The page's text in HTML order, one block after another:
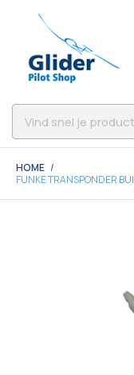
HOME
FUNKE TRANSPONDER